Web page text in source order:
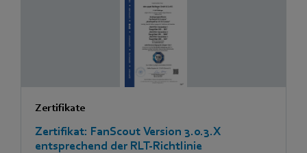
Zertifikate
Zertifikat: FanScout Version 3.0.3.X
entsprechend der RLT-Richtlinie